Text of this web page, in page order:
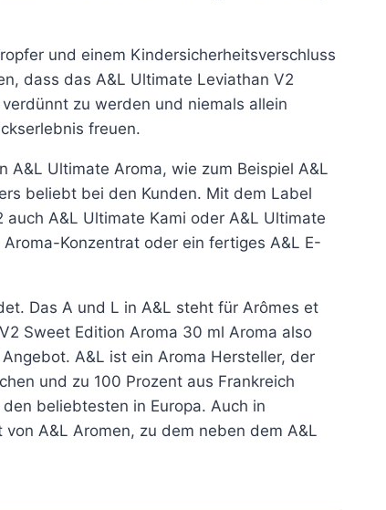
und einem Kindersicherheitsverschluss
dass das A&L Ultimate Leviathan V2
zu werden und niemals allein
freuen.
A&L Ultimate Aroma, wie zum Beispiel A&L
beliebt bei den Kunden. Mit dem Label
A&L Ultimate Kami oder A&L Ultimate
Konzentrat oder ein fertiges A&L E-
Das A und L in A&L steht für Arômes et
Sweet Edition Aroma 30 ml Aroma also
A&L ist ein Aroma Hersteller, der
und zu 100 Prozent aus Frankreich
beliebtesten in Europa. Auch in
A&L Aromen, zu dem neben dem A&L